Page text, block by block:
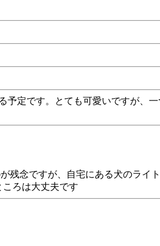
予定です。とても可愛いですが、
念ですが、自宅にある犬のライ
ろは大丈夫です